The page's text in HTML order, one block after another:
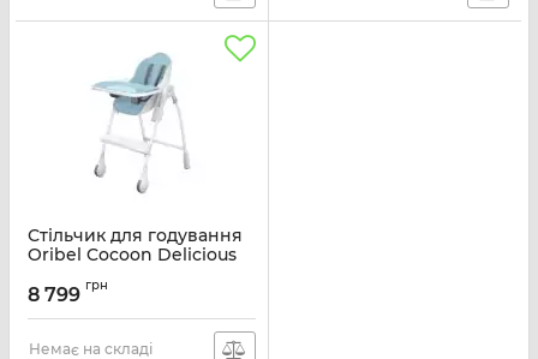
Стільчик для годування
Oribel Cocoon Delicious
90013
Артикул: OR205-90013
8 799 грн
Немає на складі